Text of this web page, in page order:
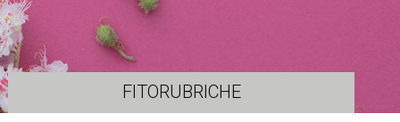
FITORUBRICHE